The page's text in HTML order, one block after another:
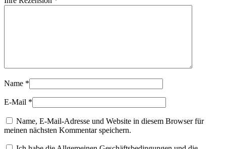
Name *
E-Mail *
Name, E-Mail-Adresse und Website in diesem Browser für
meinen nächsten Kommentar speichern.